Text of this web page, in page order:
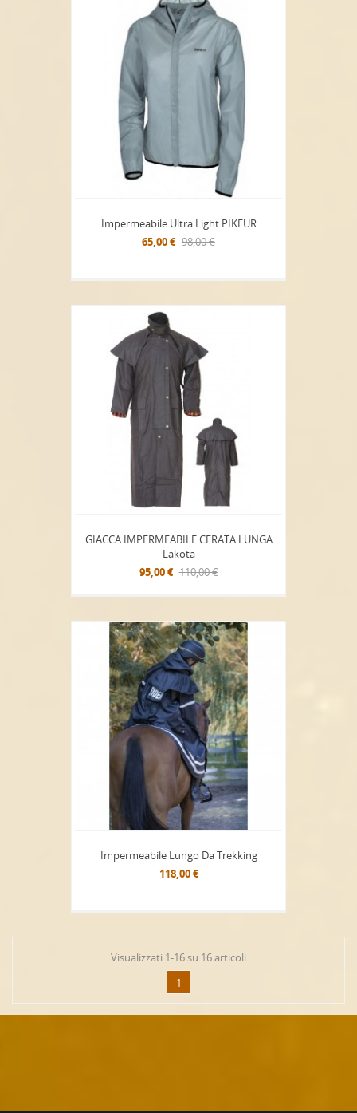
Impermeabile Ultra Light PIKEUR
65,00 € 98,00 €
GIACCA IMPERMEABILE CERATA LUNGA
Lakota
95,00 € 110,00 €
Impermeabile Lungo Da Trekking
118,00 €
Visualizzati 1-16 su 16 articoli
1